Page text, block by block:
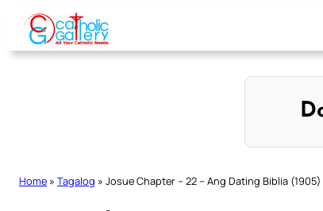
Skip
content
Home » Tagalog » Josue Chapter – 22 – Ang Dating Biblia (1905)